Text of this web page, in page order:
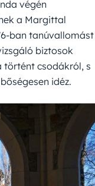
végén
a Margittal
ban tanúvallomást
biztosok
történt csodákról, s
idéz.